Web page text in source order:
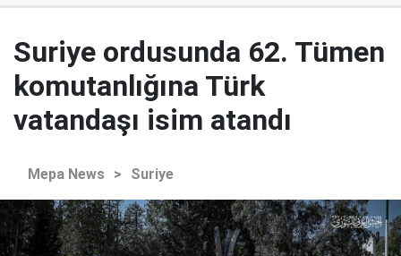
Suriye ordusunda 62. Tümen
komutanlığına Türk
vatandaşı isim atandı
Mepa News > Suriye